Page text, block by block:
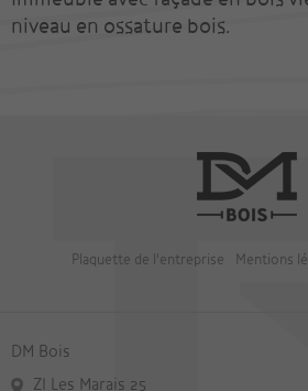
niveau en ossature bois.
Plaquette de l'entreprise Mentions
DM Bois
ZI Les Marais 25